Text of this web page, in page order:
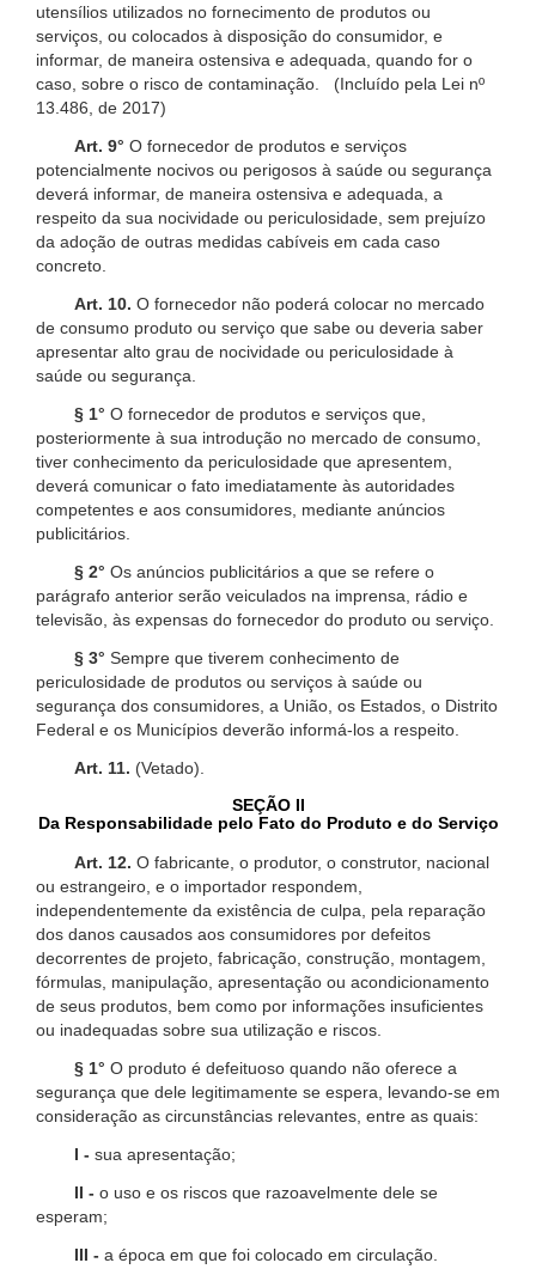
utensílios utilizados no fornecimento de produtos ou
serviços, ou colocados à disposição do consumidor, e
informar, de maneira ostensiva e adequada, quando for o
caso, sobre o risco de contaminação. (Incluído pela Lei nº
13.486, de 2017)
Art. 9° O fornecedor de produtos e serviços
potencialmente nocivos ou perigosos à saúde ou segurança
deverá informar, de maneira ostensiva e adequada, a
respeito da sua nocividade ou periculosidade, sem prejuízo
da adoção de outras medidas cabíveis em cada caso
concreto.
Art. 10. O fornecedor não poderá colocar no mercado
de consumo produto ou serviço que sabe ou deveria saber
apresentar alto grau de nocividade ou periculosidade à
saúde ou segurança.
§ 1° O fornecedor de produtos e serviços que,
posteriormente à sua introdução no mercado de consumo,
tiver conhecimento da periculosidade que apresentem,
deverá comunicar o fato imediatamente às autoridades
competentes e aos consumidores, mediante anúncios
publicitários.
§ 2° Os anúncios publicitários a que se refere o
parágrafo anterior serão veiculados na imprensa, rádio e
televisão, às expensas do fornecedor do produto ou serviço.
§ 3° Sempre que tiverem conhecimento de
periculosidade de produtos ou serviços à saúde ou
segurança dos consumidores, a União, os Estados, o Distrito
Federal e os Municípios deverão informá-los a respeito.
Art. 11. (Vetado).
SEÇÃO II
Da Responsabilidade pelo Fato do Produto e do Serviço
Art. 12. O fabricante, o produtor, o construtor, nacional
ou estrangeiro, e o importador respondem,
independentemente da existência de culpa, pela reparação
dos danos causados aos consumidores por defeitos
decorrentes de projeto, fabricação, construção, montagem,
fórmulas, manipulação, apresentação ou acondicionamento
de seus produtos, bem como por informações insuficientes
ou inadequadas sobre sua utilização e riscos.
§ 1° O produto é defeituoso quando não oferece a
segurança que dele legitimamente se espera, levando-se em
consideração as circunstâncias relevantes, entre as quais:
I - sua apresentação;
II - o uso e os riscos que razoavelmente dele se
esperam;
III - a época em que foi colocado em circulação.